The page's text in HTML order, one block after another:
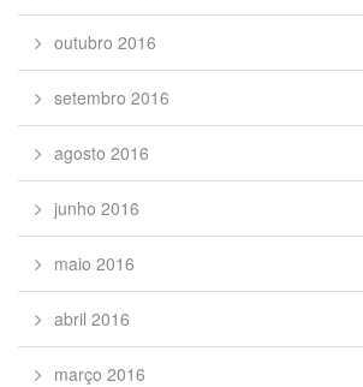
outubro 2016
setembro 2016
agosto 2016
junho 2016
maio 2016
abril 2016
março 2016